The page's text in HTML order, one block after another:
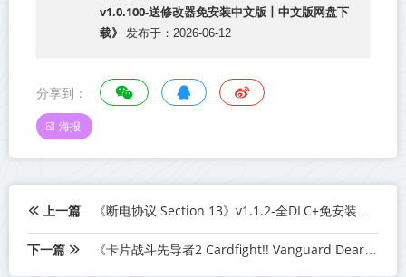
v1.0.100-送修改器免安装中文版丨中文版网盘下
载》
发布于：2026-06-12
分享到：
海报
上一篇 《断电协议 Section 13》v1.1.2-全DLC+免安装中文版【单机+联机】丨中文版网盘下载
下一篇 《卡片战斗先导者2 Cardfight!! Vanguard Dear Days 2》v1.7.1-免安装中文版丨中文版网盘下载